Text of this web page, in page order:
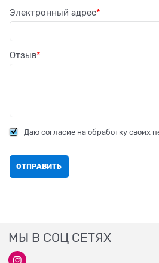
Электронный адрес
Отзыв
Даю согласие на обработку своих
МЫ В СОЦ СЕТЯХ